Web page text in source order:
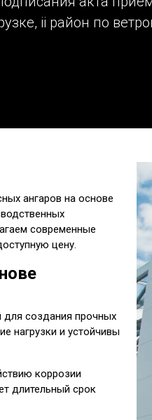
ii район по
ангаров на основе
современные
цену.
для создания прочных
нагрузки и устойчивы
коррозии
длительный срок